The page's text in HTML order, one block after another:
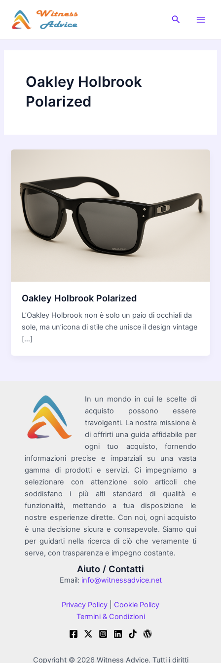
contenuto
Cerca
Oakley Holbrook
Polarized
Oakley Holbrook Polarized
L’Oakley Holbrook non è solo un paio di occhiali da
sole, ma un’icona di stile che unisce il design vintage
[…]
In un mondo in cui le scelte di
acquisto possono essere
travolgenti. La nostra missione è
di offrirti una guida affidabile per
ogni tuo acquisto, fornendo
informazioni precise e imparziali su una vasta
gamma di prodotti e servizi. Ci impegniamo a
selezionare con attenzione solo articoli che
soddisfano i più alti standard di qualità e
funzionalità, mettendo a tua disposizione le
nostre esperienze dirette. Con noi, ogni acquisto
è una decisione sicura e consapevole. Siamo qui
per guidarti nella ricerca di ciò che veramente ti
serve, con trasparenza e impegno costante.
Aiuto / Contatti
Email: info@witnessadvice.net
Privacy Policy
Cookie Policy
Termini & Condizioni
Copyright © 2026 Witness Advice. Tutti i diritti